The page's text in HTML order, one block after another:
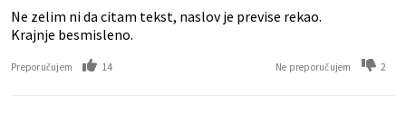
Ne zelim ni da citam tekst, naslov je previse rekao.
Krajnje besmisleno.
Preporučujem 14 Ne preporučujem 2